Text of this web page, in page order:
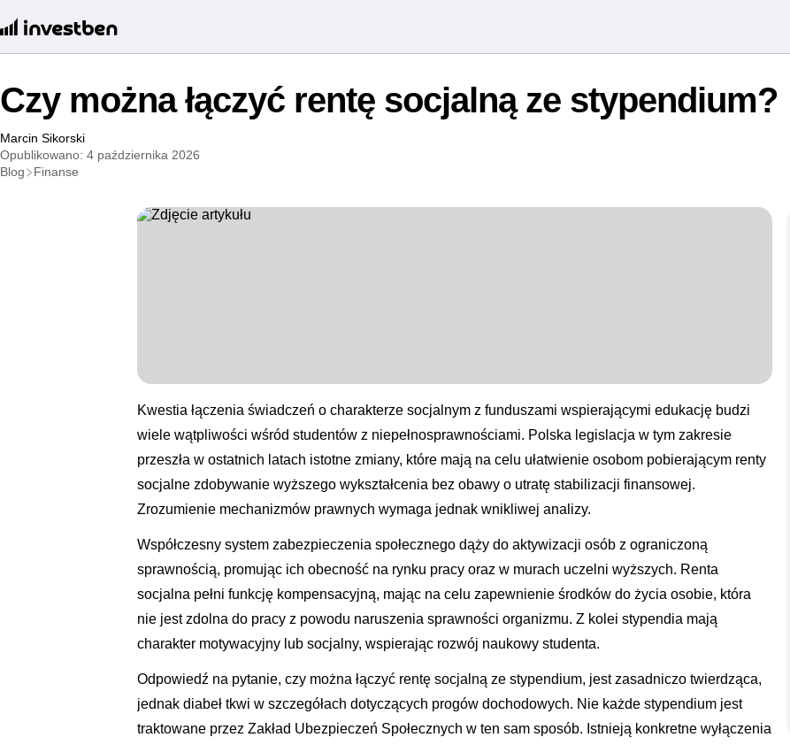
Czy można łączyć rentę socjalną ze stypendium?
Marcin Sikorski
Opublikowano: 4 października 2026
Blog
Finanse
Kwestia łączenia świadczeń o charakterze socjalnym z funduszami wspierającymi edukację budzi
wiele wątpliwości wśród studentów z niepełnosprawnościami. Polska legislacja w tym zakresie
przeszła w ostatnich latach istotne zmiany, które mają na celu ułatwienie osobom pobierającym renty
socjalne zdobywanie wyższego wykształcenia bez obawy o utratę stabilizacji finansowej.
Zrozumienie mechanizmów prawnych wymaga jednak wnikliwej analizy.
Współczesny system zabezpieczenia społecznego dąży do aktywizacji osób z ograniczoną
sprawnością, promując ich obecność na rynku pracy oraz w murach uczelni wyższych. Renta
socjalna pełni funkcję kompensacyjną, mając na celu zapewnienie środków do życia osobie, która
nie jest zdolna do pracy z powodu naruszenia sprawności organizmu. Z kolei stypendia mają
charakter motywacyjny lub socjalny, wspierając rozwój naukowy studenta.
Odpowiedź na pytanie, czy można łączyć rentę socjalną ze stypendium, jest zasadniczo twierdząca,
jednak diabeł tkwi w szczegółach dotyczących progów dochodowych. Nie każde stypendium jest
traktowane przez Zakład Ubezpieczeń Społecznych w ten sam sposób. Istnieją konkretne wyłączenia